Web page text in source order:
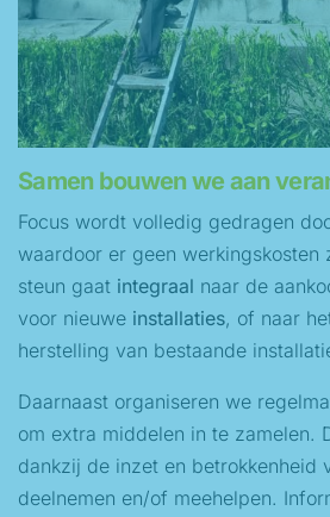
Samen bouwen we aan
Focus wordt volledig gedragen
waardoor er geen werkingskosten
steun gaat integraal naar de
voor nieuwe installaties, of naar
herstelling van bestaande
Daarnaast organiseren we
om extra middelen in te zamelen.
dankzij de inzet en betrokkenheid
deelnemen en/of meehelpen.